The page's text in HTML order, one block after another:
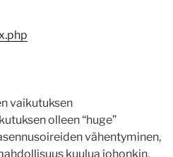
vaikutuksen
olleen “huge”
vähentyminen,
kuulua johonkin,